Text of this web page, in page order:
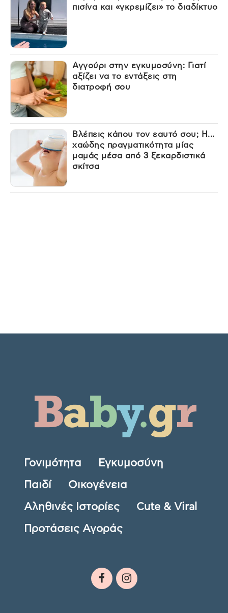
πισίνα και «γκρεμίζει» το διαδίκτυο
Αγγούρι στην εγκυμοσύνη: Γιατί
αξίζει να το εντάξεις στη
διατροφή σου
Βλέπεις κάπου τον εαυτό σου; Η...
χαώδης πραγματικότητα μίας
μαμάς μέσα από 3 ξεκαρδιστικά
σκίτσα
Γονιμότητα Εγκυμοσύνη
Παιδί Οικογένεια
Αληθινές Ιστορίες Cute & Viral
Προτάσεις Αγοράς